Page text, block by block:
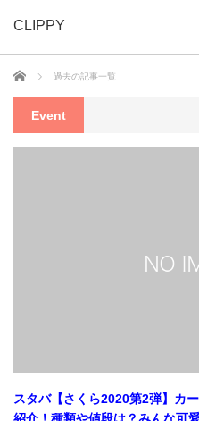
CLIPPY
ホーム 過去の記事一覧
Event
スタバ【さくら2020第2弾】カ